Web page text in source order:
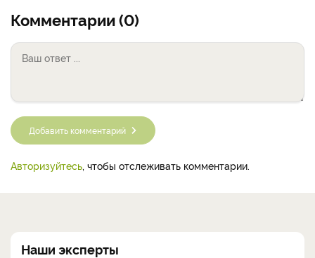
Комментарии (0)
Добавить комментарий
Авторизуйтесь , чтобы отслеживать комментарии.
Наши эксперты